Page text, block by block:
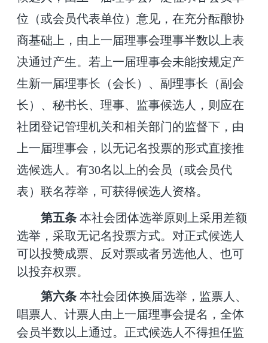
位（或会员代表单位）意见，在充分酝酿协
商基础上，由上一届理事会理事半数以上表
决通过产生。若上一届理事会未能按规定产
生新一届理事长（会长）、副理事长（副会
长）、秘书长、理事、监事候选人，则应在
社团登记管理机关和相关部门的监督下，由
上一届理事会，以无记名投票的形式直接推
选候选人。有30名以上的会员（或会员代
表）联名荐举，可获得候选人资格。
第五条 本社会团体选举原则上采用差额
选举，采取无记名投票方式。对正式候选人
可以投赞成票、反对票或者另选他人、也可
以投弃权票。
第六条 本社会团体换届选举，监票人、
唱票人、计票人由上一届理事会提名，全体
会员半数以上通过。正式候选人不得担任监